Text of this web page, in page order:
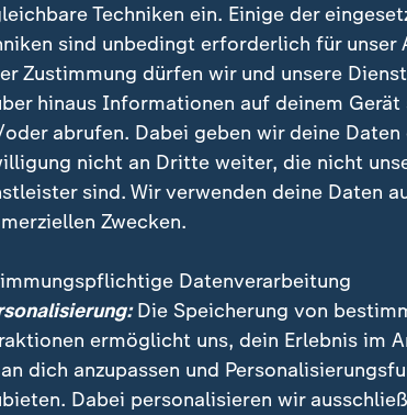
Techniken ein. Einige der
sind unbedingt erforderlich für unser
Zustimmung dürfen wir und unsere
hinaus Informationen auf deinem Gerät
abrufen. Dabei geben wir deine Daten
nicht an Dritte weiter, die nicht
sind. Wir verwenden deine Daten
Zwecken.
Datenverarbeitung
Die Speicherung von
ermöglicht uns, dein Erlebnis im
an dich anzupassen und
Dabei personalisieren wir